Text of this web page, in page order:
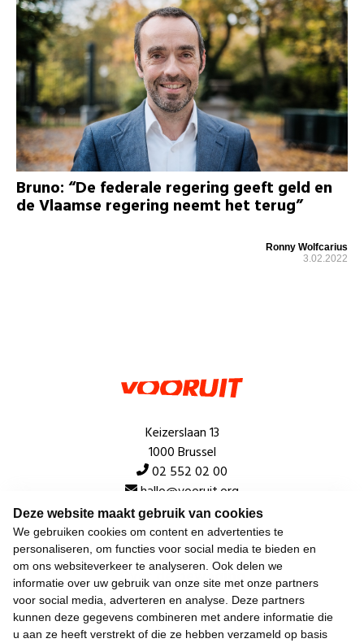
Deze website maakt gebruik van cookies
We gebruiken cookies om content en advertenties te
personaliseren, om functies voor social media te bieden en
om ons websiteverkeer te analyseren. Ook delen we
informatie over uw gebruik van onze site met onze partners
voor social media, adverteren en analyse. Deze partners
kunnen deze gegevens combineren met andere informatie die
u aan ze heeft verstrekt of die ze hebben verzameld op basis
Bruno: “De federale regering geeft geld en
de Vlaamse regering neemt het terug”
Ronny Wolfcarius
3.02.2022
Keizerslaan 13
1000 Brussel
02 552 02 00
hallo@vooruit.org
Snel
Over de beweging
Algemeen